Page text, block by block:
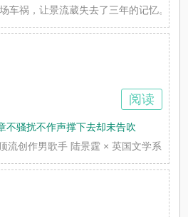
车祸，让景流葳失去了三年的记忆。不
不骚扰不作声撑下去却未告吹
流创作男歌手 陆景霆 × 英国文学系副
阅读